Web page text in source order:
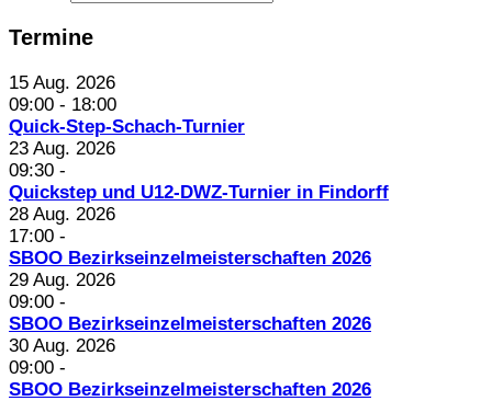
Termine
15 Aug. 2026
09:00 - 18:00
Quick-Step-Schach-Turnier
23 Aug. 2026
09:30 -
Quickstep und U12-DWZ-Turnier in Findorff
28 Aug. 2026
17:00 -
SBOO Bezirkseinzelmeisterschaften 2026
29 Aug. 2026
09:00 -
SBOO Bezirkseinzelmeisterschaften 2026
30 Aug. 2026
09:00 -
SBOO Bezirkseinzelmeisterschaften 2026